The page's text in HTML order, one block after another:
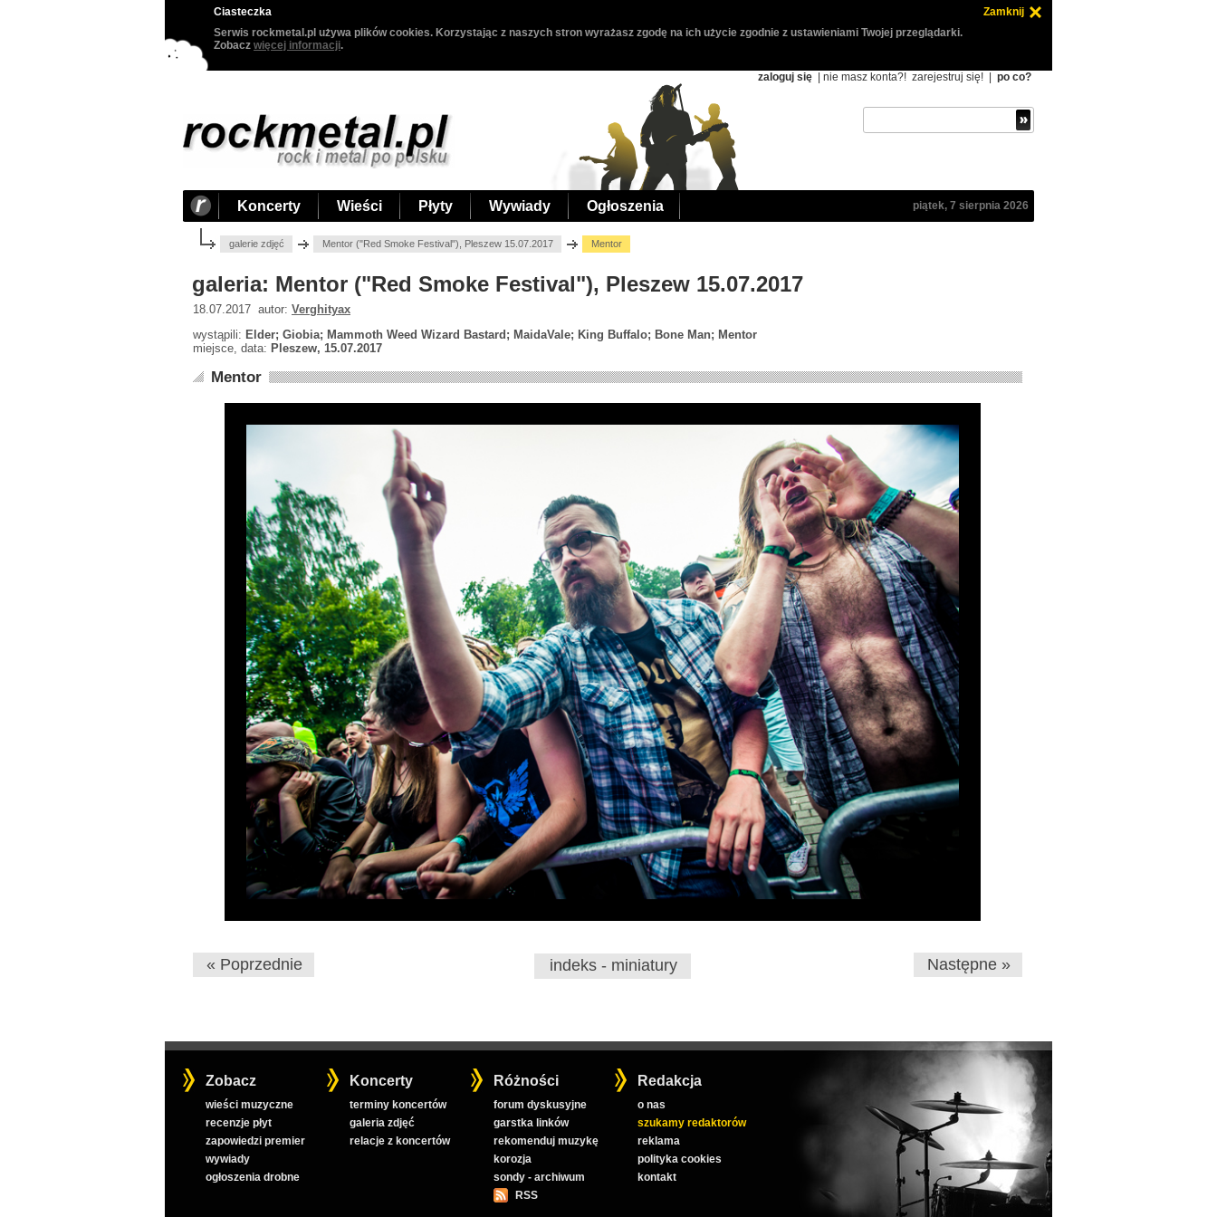
Ciasteczka
Zamknij
Serwis rockmetal.pl używa plików cookies. Korzystając z naszych stron wyrażasz zgodę na ich użycie zgodnie z ustawieniami Twojej przeglądarki.
Zobacz więcej informacji.
zaloguj się | nie masz konta?! zarejestruj się! po co?
Koncerty Wieści Płyty Wywiady Ogłoszenia piątek, 7 sierpnia 2026
galerie zdjęć Mentor ("Red Smoke Festival"), Pleszew 15.07.2017 Mentor
galeria: Mentor ("Red Smoke Festival"), Pleszew 15.07.2017
18.07.2017 autor: Verghityax
wystąpili: Elder; Giobia; Mammoth Weed Wizard Bastard; MaidaVale; King Buffalo; Bone Man; Mentor
miejsce, data: Pleszew, 15.07.2017
Mentor
« Poprzednie indeks - miniatury Następne »
Zobacz
wieści muzyczne
recenzje płyt
zapowiedzi premier
wywiady
ogłoszenia drobne
Koncerty
terminy koncertów
galeria zdjęć
relacje z koncertów
Różności
forum dyskusyjne
garstka linków
rekomenduj muzykę
korozja
sondy - archiwum
RSS
Redakcja
o nas
szukamy redaktorów
reklama
polityka cookies
kontakt